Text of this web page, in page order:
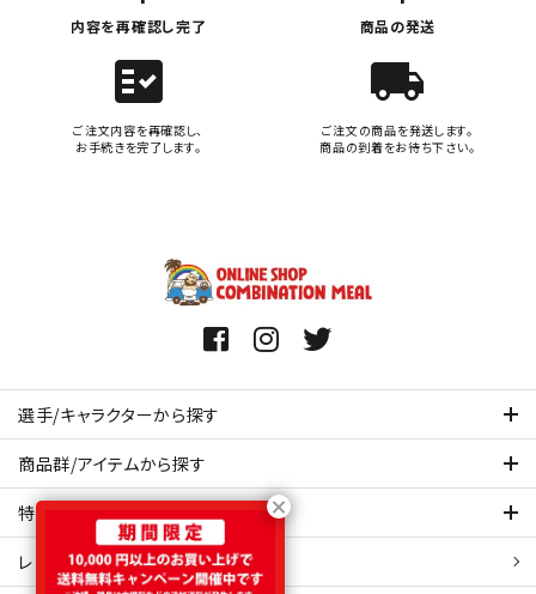
内容を再確認し完了
fact_check
ご注文内容を再確認し、
お手続きを完了します。
商品の発送
local_shipping
ご注文の商品を発送します。
商品の到着をお待ち下さい。
選手/キャラクターから探す
商品群/アイテムから探す
特集ページを見てみる
レビュー・口コミ 一覧ページ